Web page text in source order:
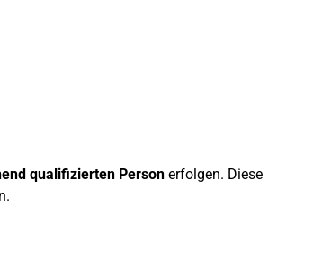
qualifizierten Person erfolgen. Diese